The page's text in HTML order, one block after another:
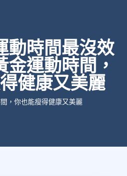
動時間最沒效
金運動時間，
健康又美麗
，你也能瘦得健康又美麗